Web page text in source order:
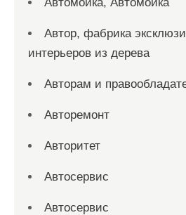
Автор, фабрика
интерьеров из дерева
Авторам и
Авторемонт
Авторитет
Автосервис
Автосервис